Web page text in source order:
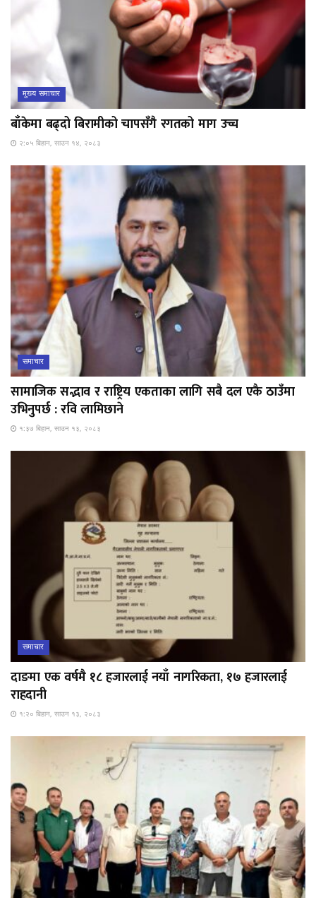
मुख्य समाचार
बाँकेमा बढ्दो बिरामीको चापसँगै रगतको माग उच्च
२:०५ बिहान, साउन १४, २०८३
समाचार
सामाजिक सद्भाव र राष्ट्रिय एकताका लागि सबै दल एकै ठाउँमा
उभिनुपर्छ : रवि लामिछाने
१:३७ बिहान, साउन १३, २०८३
समाचार
दाङमा एक वर्षमै १८ हजारलाई नयाँ नागरिकता, १७ हजारलाई
राहदानी
१:२० बिहान, साउन १३, २०८३